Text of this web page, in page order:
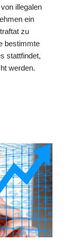
illegalen
ein
zu
bestimmte
stattfindet,
werden.